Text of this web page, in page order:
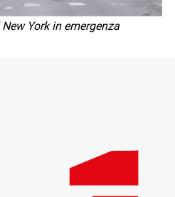
York in emergenza